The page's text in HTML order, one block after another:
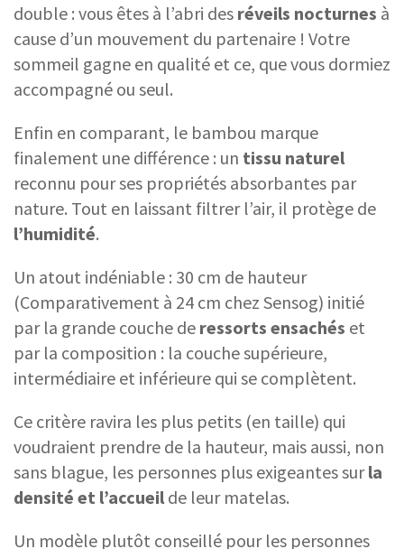
double : vous êtes à l’abri des réveils nocturnes à
cause d’un mouvement du partenaire ! Votre
sommeil gagne en qualité et ce, que vous dormiez
accompagné ou seul.
Enfin en comparant, le bambou marque
finalement une différence : un tissu naturel
reconnu pour ses propriétés absorbantes par
nature. Tout en laissant filtrer l’air, il protège de
l’humidité.
Un atout indéniable : 30 cm de hauteur
(Comparativement à 24 cm chez Sensog) initié
par la grande couche de ressorts ensachés et
par la composition : la couche supérieure,
intermédiaire et inférieure qui se complètent.
Ce critère ravira les plus petits (en taille) qui
voudraient prendre de la hauteur, mais aussi, non
sans blague, les personnes plus exigeantes surla
densité et l’accueil de leur matelas.
Un modèle plutôt conseillé pour les personnes